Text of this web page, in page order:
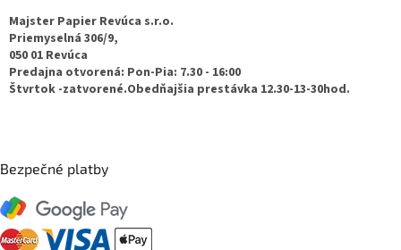
Majster Papier Revúca s.r.o.
Priemyselná 306/9,
050 01 Revúca
Predajna otvorená: Pon-Pia: 7.30 - 16:00
Štvrtok -zatvorené.Obedňajšia prestávka 12.30-13-30hod.
Bezpečné platby